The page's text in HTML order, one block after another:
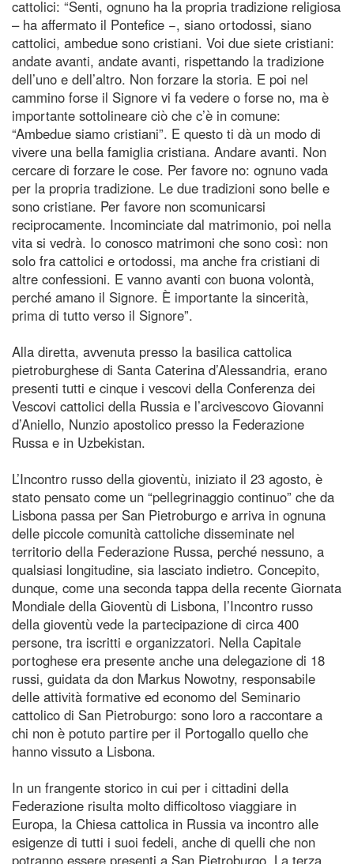
cattolici: “Senti, ognuno ha la propria tradizione religiosa
– ha affermato il Pontefice −, siano ortodossi, siano
cattolici, ambedue sono cristiani. Voi due siete cristiani:
andate avanti, andate avanti, rispettando la tradizione
dell’uno e dell’altro. Non forzare la storia. E poi nel
cammino forse il Signore vi fa vedere o forse no, ma è
importante sottolineare ciò che c’è in comune:
“Ambedue siamo cristiani”. E questo ti dà un modo di
vivere una bella famiglia cristiana. Andare avanti. Non
cercare di forzare le cose. Per favore no: ognuno vada
per la propria tradizione. Le due tradizioni sono belle e
sono cristiane. Per favore non scomunicarsi
reciprocamente. Incominciate dal matrimonio, poi nella
vita si vedrà. Io conosco matrimoni che sono così: non
solo fra cattolici e ortodossi, ma anche fra cristiani di
altre confessioni. E vanno avanti con buona volontà,
perché amano il Signore. È importante la sincerità,
prima di tutto verso il Signore”.
Alla diretta, avvenuta presso la basilica cattolica
pietroburghese di Santa Caterina d’Alessandria, erano
presenti tutti e cinque i vescovi della Conferenza dei
Vescovi cattolici della Russia e l’arcivescovo Giovanni
d’Aniello, Nunzio apostolico presso la Federazione
Russa e in Uzbekistan.
L’Incontro russo della gioventù, iniziato il 23 agosto, è
stato pensato come un “pellegrinaggio continuo” che da
Lisbona passa per San Pietroburgo e arriva in ognuna
delle piccole comunità cattoliche disseminate nel
territorio della Federazione Russa, perché nessuno, a
qualsiasi longitudine, sia lasciato indietro. Concepito,
dunque, come una seconda tappa della recente Giornata
Mondiale della Gioventù di Lisbona, l’Incontro russo
della gioventù vede la partecipazione di circa 400
persone, tra iscritti e organizzatori. Nella Capitale
portoghese era presente anche una delegazione di 18
russi, guidata da don Markus Nowotny, responsabile
delle attività formative ed economo del Seminario
cattolico di San Pietroburgo: sono loro a raccontare a
chi non è potuto partire per il Portogallo quello che
hanno vissuto a Lisbona.
In un frangente storico in cui per i cittadini della
Federazione risulta molto difficoltoso viaggiare in
Europa, la Chiesa cattolica in Russia va incontro alle
esigenze di tutti i suoi fedeli, anche di quelli che non
potranno essere presenti a San Pietroburgo. La terza